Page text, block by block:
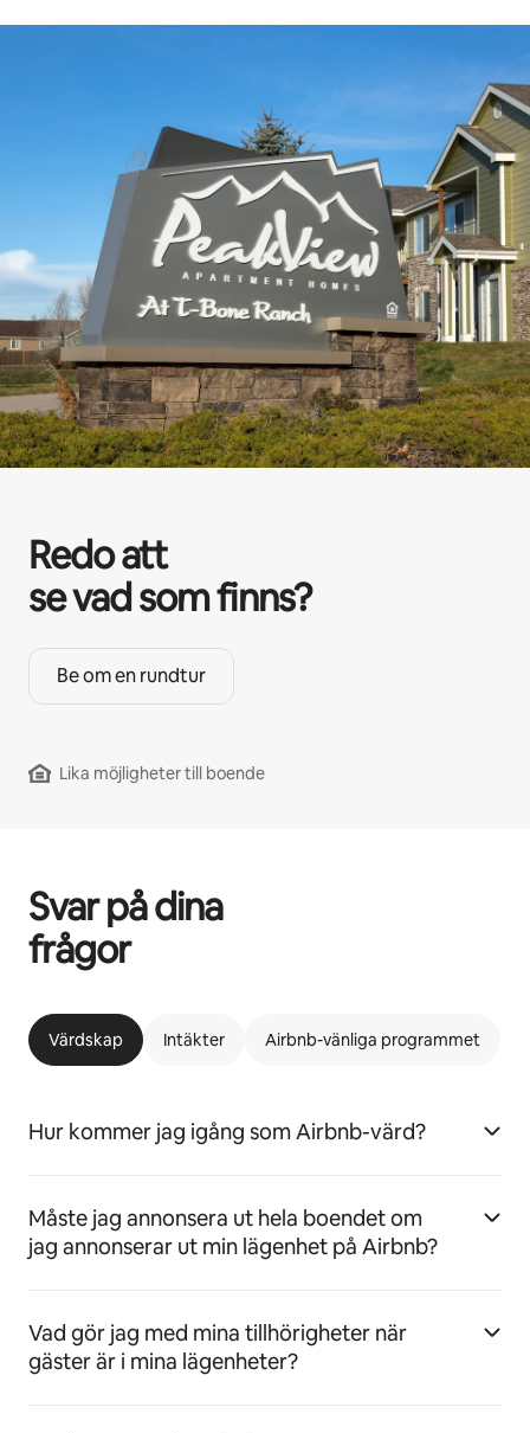
Redo att
se vad som finns?
Be om en rundtur
Lika möjligheter till boende
Svar på dina
frågor
Värdskap Intäkter Airbnb-vänliga programmet
Hur kommer jag igång som Airbnb-värd?
Måste jag annonsera ut hela boendet om
jag annonserar ut min lägenhet på Airbnb?
Vad gör jag med mina tillhörigheter när
gäster är i mina lägenheter?